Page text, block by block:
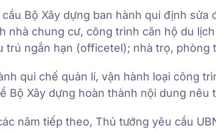
Bộ Xây dựng ban hành qui định sửa
nhà chung cư, công trình căn hộ du
trú ngắn hạn (officetel); nhà trọ, phòng
qui chế quản lí, vận hành loại công
Bộ Xây dựng hoàn thành nội dung nêu
năm tiếp theo, Thủ tướng yêu cầu